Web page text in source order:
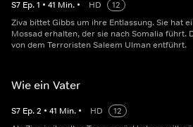
S7 Ep.1 • 41 Min. • HD
12
Ziva bittet Gibbs um ihre Entlassung. Sie hat
Mossad erhalten, der sie nach Somalia führt.
von dem Terroristen Saleem Ulman entführt.
Wie ein Vater
S7 Ep.2 • 41 Min. • HD
12